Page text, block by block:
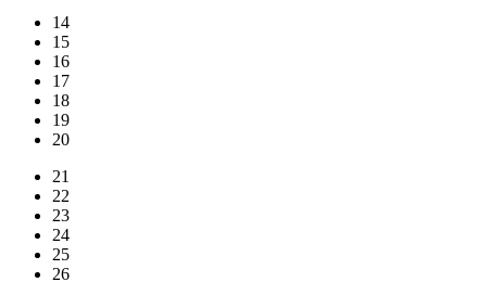
14
15
16
17
18
19
20
21
22
23
24
25
26